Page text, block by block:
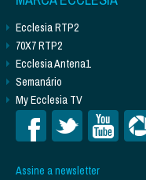
Ecclesia RTP2
70X7 RTP2
Ecclesia Antena1
Semanário
My Ecclesia TV
Assine a newsletter